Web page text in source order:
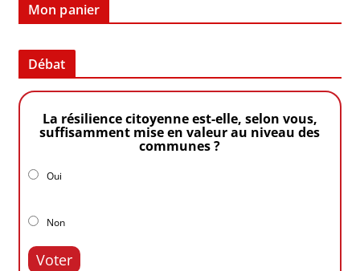
Mon panier
Débat
La résilience citoyenne est-elle, selon vous,
suffisamment mise en valeur au niveau des
communes ?
Oui
Non
Voter